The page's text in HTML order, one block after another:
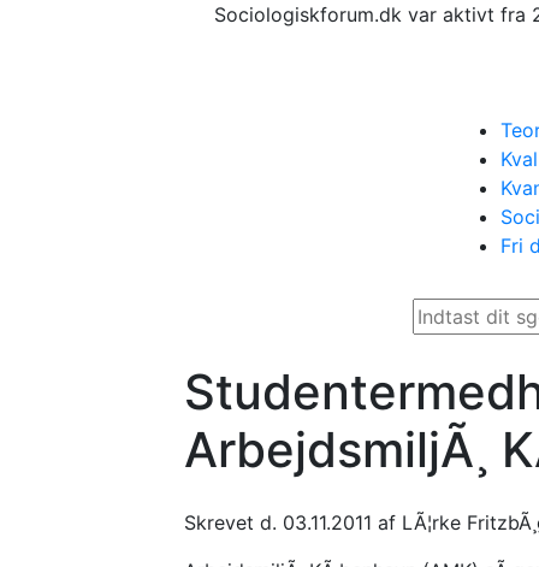
Sociologiskforum.dk var aktivt fra
Fri
ArbejdsmiljÃ¸
Skrevet d. 03.11.2011 af LÃ¦rke